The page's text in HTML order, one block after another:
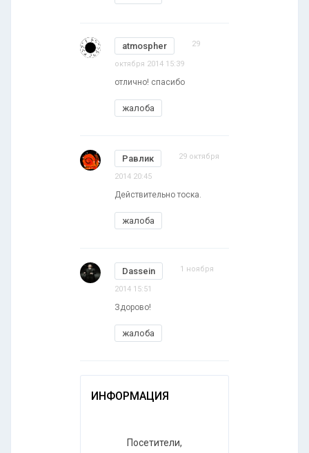
atmospher 29
октября 2014 15:39
отлично! спасибо
жалоба
Равлик 29 октября
2014 20:45
Действительно тоска.
жалоба
Dassein 1 ноября
2014 15:51
Здорово!
жалоба
ИНФОРМАЦИЯ
Посетители,